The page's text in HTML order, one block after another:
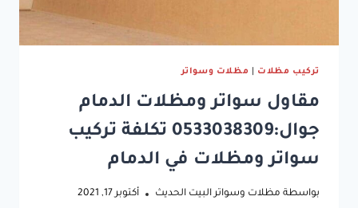
تركيب مظلات مظلات وسواتر
مقاول سواتر ومظلات الدمام
جوال:0533038309 تكلفة تركيب
سواتر ومظلات في الدمام
بواسطة مظلات وسواتر البيت الحديث أكتوبر 17, 2021